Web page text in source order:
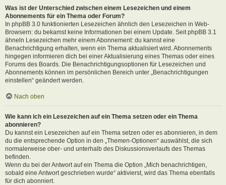
Was ist der Unterschied zwischen einem Lesezeichen und einem
Abonnements für ein Thema oder Forum?
In phpBB 3.0 funktionierten Lesezeichen ähnlich den Lesezeichen in Web-
Browsern: du bekamst keine Informationen bei einem Update. Seit phpBB 3.1
ähneln Lesezeichen mehr einem Abonnement: du kannst eine
Benachrichtigung erhalten, wenn ein Thema aktualisiert wird. Abonnements
hingegen informieren dich bei einer Aktualisierung eines Themas oder eines
Forums des Boards. Die Benachrichtigungsoptionen für Lesezeichen und
Abonnements können im persönlichen Bereich unter „Benachrichtigungen
einstellen“ geändert werden.
Nach oben
Wie kann ich ein Lesezeichen auf ein Thema setzen oder ein Thema
abonnieren?
Du kannst ein Lesezeichen auf ein Thema setzen oder es abonnieren, in dem
du die entsprechende Option in den „Themen-Optionen“ auswählst, die sich
normalerweise ober- und unterhalb des Diskussionsverlaufs des Themas
befinden.
Wenn du bei der Antwort auf ein Thema die Option „Mich benachrichtigen,
sobald eine Antwort geschrieben wurde“ aktivierst, wird das Thema ebenfalls
für dich abonniert.